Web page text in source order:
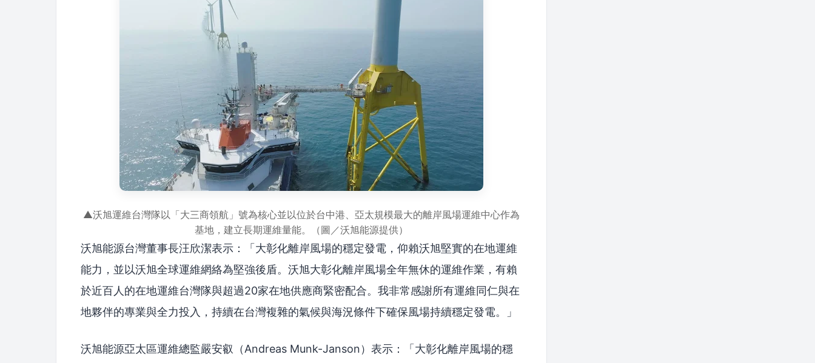
▲沃旭運維台灣隊以「大三商領航」號為核心並以位於台中港、亞太規模最大的離岸風場運維中心作為
基地，建立長期運維量能。（圖／沃旭能源提供）
沃旭能源台灣董事長汪欣潔表示：「大彰化離岸風場的穩定發電，仰賴沃旭堅實的在地運維
能力，並以沃旭全球運維網絡為堅強後盾。沃旭大彰化離岸風場全年無休的運維作業，有賴
於近百人的在地運維台灣隊與超過20家在地供應商緊密配合。我非常感謝所有運維同仁與在
地夥伴的專業與全力投入，持續在台灣複雜的氣候與海況條件下確保風場持續穩定發電。」
沃旭能源亞太區運維總監嚴安叡（Andreas Munk-Janson）表示：「大彰化離岸風場的穩